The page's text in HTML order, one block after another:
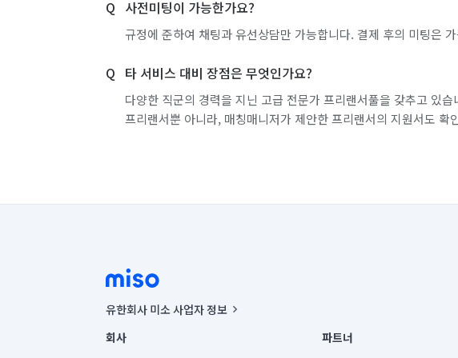
사전미팅이 가능한가요?
규정에 준하여 채팅과 유선상담만 가능합니다. 결제 후의 미팅은
타 서비스 대비 장점은 무엇인가요?
다양한 직군의 경력을 지닌 고급 전문가 프리랜서풀을 갖추고 있
프리랜서뿐 아니라, 매칭매니저가 제안한 프리랜서의 지원서도 확
유한회사 미소 사업자 정보
사업자등록번호 : 291-87-00271 | 인허가번호 : 2016-3220163-14-5-00019 |
통신판매신고번호 : 2024-서울종로-1400(공정거래위원회 정보) |
회사
파트너